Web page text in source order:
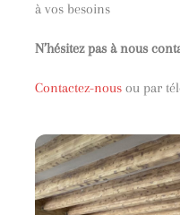
à vos besoins
N’hésitez pas à nous
Contactez-nous ou par